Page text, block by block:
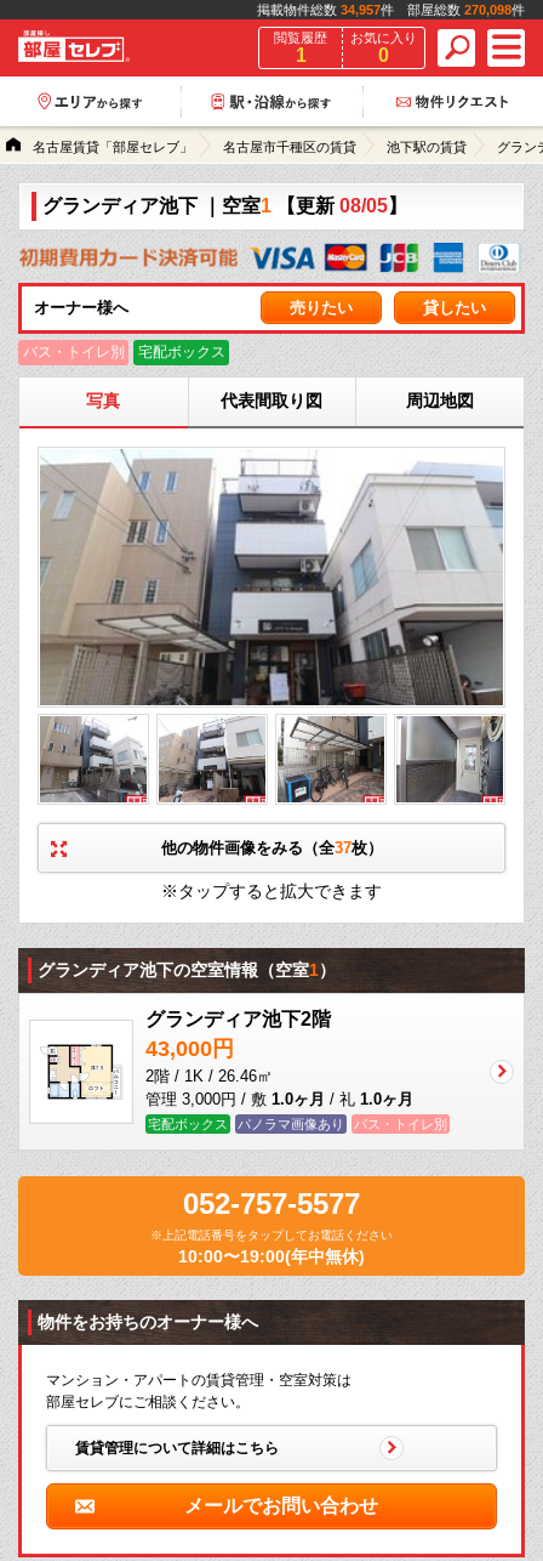
掲載物件総数 34,957件 部屋総数 270,098件
閲覧履歴
1
お気に入り
0
名古屋賃貸「部屋セレブ」 名古屋市千種区の賃貸 池下駅の賃貸 グラン
グランディア池下 ｜空室1 【更新 08/05】
オーナー様へ 売りたい 貸したい
バス・トイレ別 宅配ボックス
写真 代表間取り図 周辺地図
他の物件画像をみる（全37枚）
※タップすると拡大できます
グランディア池下の空室情報 （空室1）
グランディア池下2階
43,000円
2階 / 1K / 26.46㎡
管理 3,000円 / 敷 1.0ヶ月 / 礼 1.0ヶ月
宅配ボックス パノラマ画像あり バス・トイレ別
052-757-5577
※上記電話番号をタップしてお電話ください
10:00〜19:00(年中無休)
物件をお持ちのオーナー様へ
マンション・アパートの賃貸管理・空室対策は
部屋セレブにご相談ください。
賃貸管理について詳細はこちら
メールでお問い合わせ